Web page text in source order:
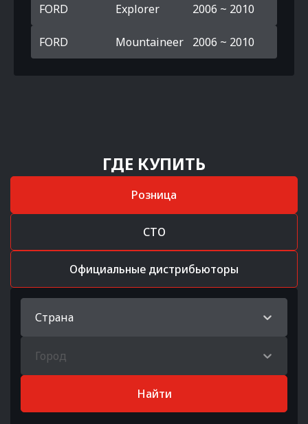
FORD Explorer 2006 ~ 2010
FORD Mountaineer 2006 ~ 2010
ГДЕ КУПИТЬ
Розница
СТО
Официальные дистрибьюторы
Страна
Город
Найти